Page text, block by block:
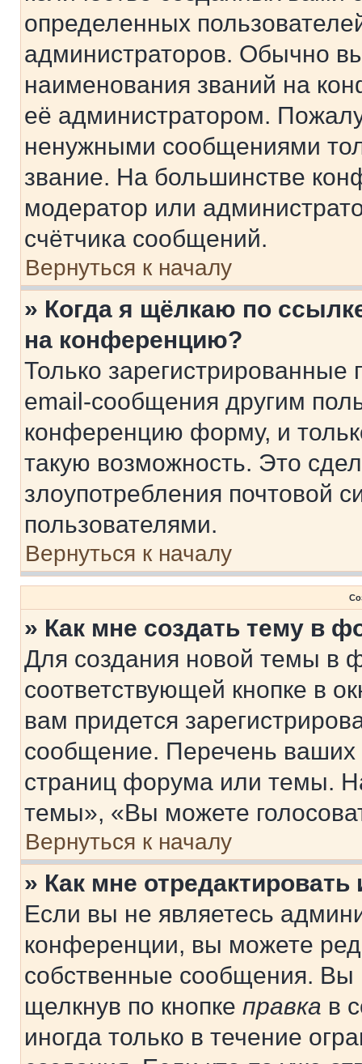
определенных
администраторов. Обычно
наименования званий на
её администратором.
ненужными сообщениями
звание. На большинстве
модератор или
счётчика сообщений.
Вернуться к началу
» Когда я щёлкаю по
на конференцию?
Только зарегистрированные
email-сообщения другим
конференцию форму, и
такую возможность. Это
злоупотребления почтовой
пользователями.
Вернуться к началу
» Как мне создать тему в
Для создания новой темы в
соответствующей кнопке в
вам придется
сообщение. Перечень ваших
страниц форума или темы.
темы», «Вы можете
Вернуться к началу
» Как мне
Если вы не являетесь
конференции, вы можете
собственные сообщения. Вы
щелкнув по кнопке правка в
иногда только в течение